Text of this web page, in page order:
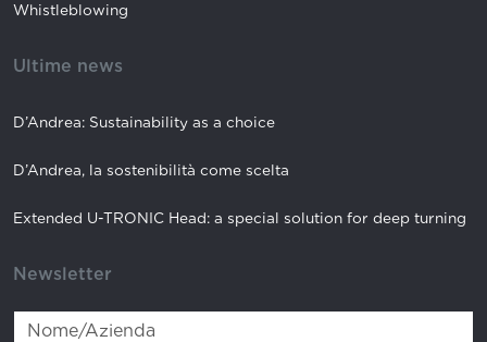
Whistleblowing
Ultime news
D’Andrea: Sustainability as a choice
D’Andrea, la sostenibilità come scelta
Extended U-TRONIC Head: a special solution for deep turning
Newsletter